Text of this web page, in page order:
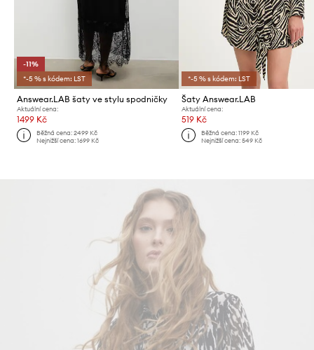
-11%
*-5 % s kódem: LST
Answear.LAB šaty ve stylu spodničky
Aktuální cena:
1499 Kč
Běžná cena:2499 Kč
Nejnižší cena:1699 Kč
*-5 % s kódem: LST
Šaty Answear.LAB
Aktuální cena:
519 Kč
Běžná cena: 1199 Kč
Nejnižší cena: 549 Kč